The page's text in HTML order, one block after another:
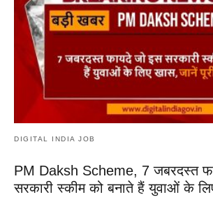
DIGITAL INDIA JOB
PM Daksh Scheme, 7 जबरदस्त
सरकारी स्कीम को बनाते हैं युवाओं के